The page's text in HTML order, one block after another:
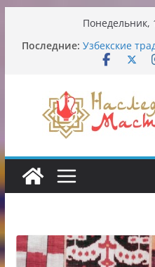
содержимому
Понедельник,
Последние: Узбекские
символика и
Опасная
От знахарей
Обрушение
путепровод